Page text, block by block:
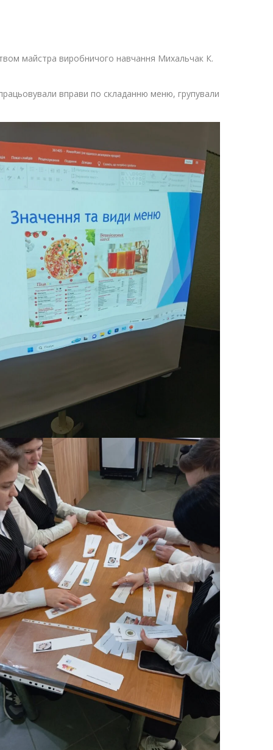
майстра виробничого навчання Михальчак К.
вправи по складанню меню, групували